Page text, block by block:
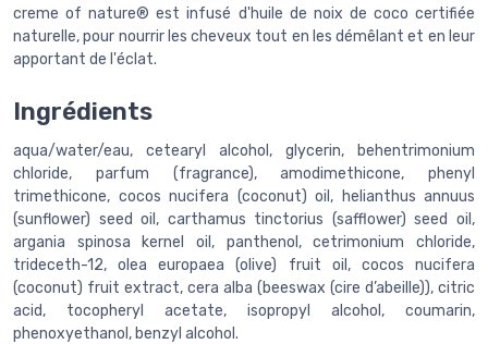
creme of nature® est infusé d'huile de noix de coco certifiée
naturelle, pour nourrir les cheveux tout en les démêlant et en leur
apportant de l'éclat.
Ingrédients
aqua/water/eau, cetearyl alcohol, glycerin, behentrimonium
chloride, parfum (fragrance), amodimethicone, phenyl
trimethicone, cocos nucifera (coconut) oil, helianthus annuus
(sunflower) seed oil, carthamus tinctorius (safflower) seed oil,
argania spinosa kernel oil, panthenol, cetrimonium chloride,
trideceth-12, olea europaea (olive) fruit oil, cocos nucifera
(coconut) fruit extract, cera alba (beeswax (cire d’abeille)), citric
acid, tocopheryl acetate, isopropyl alcohol, coumarin,
phenoxyethanol, benzyl alcohol.